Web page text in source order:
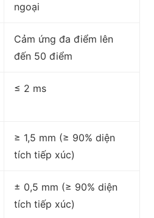
ngoại
Cảm ứng đa điểm lên
đến 50 điểm
≤ 2 ms
≥ 1,5 mm (≥ 90% diện
tích tiếp xúc)
± 0,5 mm (≥ 90% diện
tích tiếp xúc)